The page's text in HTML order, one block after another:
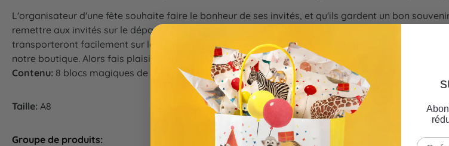
L'organisateur d'une fête souhaite faire le bonheur de ses invités, et qu'ils gardent un bon
remettre aux invités sur le départ. Il peut s'agir de petits kits d'écriture ou de jeux correspondant
transporteront facilement sur le chemin du retour, en étant glissés dans une boîte cadeau ou
notre boutique. Alors fais plaisir à tes invités grâce à nos petites idées cadeau!
Contenu: 8 blocs magiques de chacun 24 pages
Taille: A8
Groupe de produits: Animation de fête